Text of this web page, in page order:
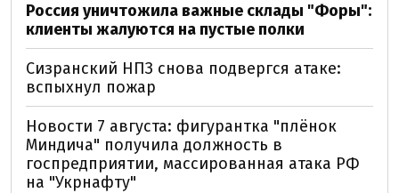
Россия уничтожила важные склады "Форы":
клиенты жалуются на пустые полки
Сизранский НПЗ снова подвергся атаке:
вспыхнул пожар
Новости 7 августа: фигурантка "плёнок
Миндича" получила должность в
госпредприятии, массированная атака РФ
на "Укрнафту"